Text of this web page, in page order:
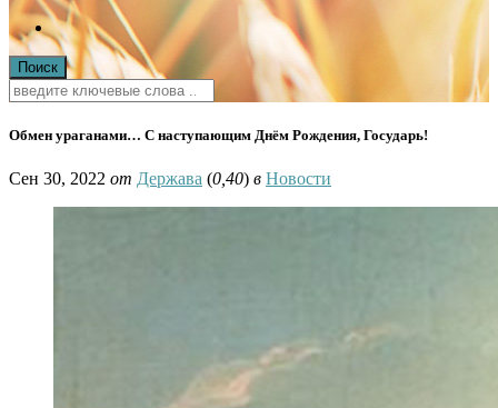
Обмен ураганами… С наступающим Днём Рождения, Государь!
Сен 30, 2022 от Держава (0,40) в Новости